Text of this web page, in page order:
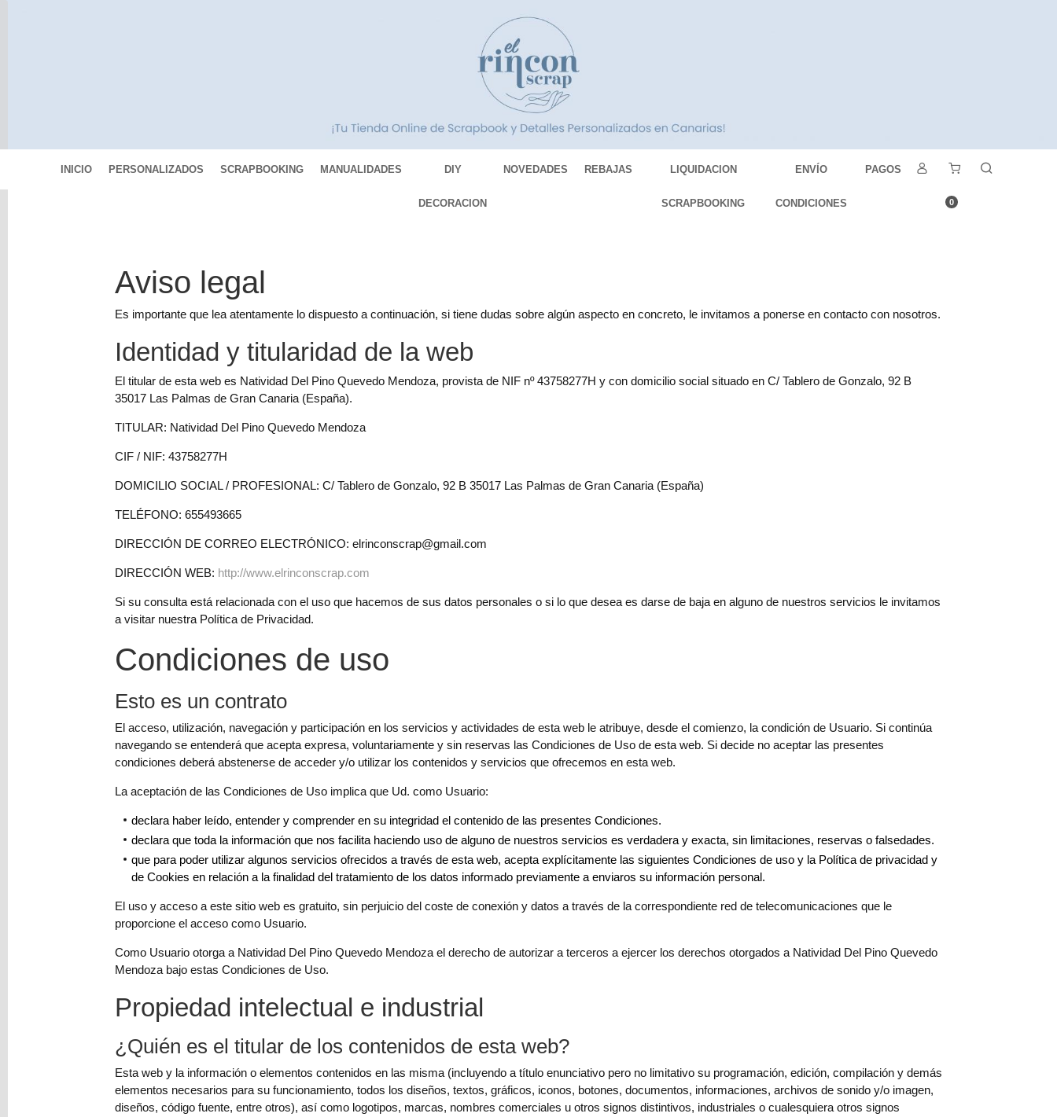
INICIO PERSONALIZADOS SCRAPBOOKING MANUALIDADES DIY
DECORACION
NOVEDADES REBAJAS LIQUIDACION
SCRAPBOOKING
ENVÍO
CONDICIONES
PAGOS
0
Herramientas
DECORACION
Aviso legal
Es importante que lea atentamente lo dispuesto a continuación, si tiene dudas sobre algún aspecto en concreto, le invitamos a ponerse en contacto con nosotros.
Identidad y titularidad de la web
El titular de esta web es Natividad Del Pino Quevedo Mendoza, provista de NIF nº 43758277H y con domicilio social situado en C/ Tablero de Gonzalo, 92 B
35017 Las Palmas de Gran Canaria (España).
TITULAR: Natividad Del Pino Quevedo Mendoza
CIF / NIF: 43758277H
DOMICILIO SOCIAL / PROFESIONAL: C/ Tablero de Gonzalo, 92 B 35017 Las Palmas de Gran Canaria (España)
TELÉFONO: 655493665
DIRECCIÓN DE CORREO ELECTRÓNICO: elrinconscrap@gmail.com
DIRECCIÓN WEB: http://www.elrinconscrap.com
Si su consulta está relacionada con el uso que hacemos de sus datos personales o si lo que desea es darse de baja en alguno de nuestros servicios le invitamos
a visitar nuestra Política de Privacidad.
Condiciones de uso
Esto es un contrato
El acceso, utilización, navegación y participación en los servicios y actividades de esta web le atribuye, desde el comienzo, la condición de Usuario. Si continúa
navegando se entenderá que acepta expresa, voluntariamente y sin reservas las Condiciones de Uso de esta web. Si decide no aceptar las presentes
condiciones deberá abstenerse de acceder y/o utilizar los contenidos y servicios que ofrecemos en esta web.
La aceptación de las Condiciones de Uso implica que Ud. como Usuario:
declara haber leído, entender y comprender en su integridad el contenido de las presentes Condiciones.
declara que toda la información que nos facilita haciendo uso de alguno de nuestros servicios es verdadera y exacta, sin limitaciones, reservas o falsedades.
que para poder utilizar algunos servicios ofrecidos a través de esta web, acepta explícitamente las siguientes Condiciones de uso y la Política de privacidad y
de Cookies en relación a la finalidad del tratamiento de los datos informado previamente a enviaros su información personal.
El uso y acceso a este sitio web es gratuito, sin perjuicio del coste de conexión y datos a través de la correspondiente red de telecomunicaciones que le
proporcione el acceso como Usuario.
Como Usuario otorga a Natividad Del Pino Quevedo Mendoza el derecho de autorizar a terceros a ejercer los derechos otorgados a Natividad Del Pino Quevedo
Mendoza bajo estas Condiciones de Uso.
Propiedad intelectual e industrial
¿Quién es el titular de los contenidos de esta web?
Esta web y la información o elementos contenidos en las misma (incluyendo a título enunciativo pero no limitativo su programación, edición, compilación y demás
elementos necesarios para su funcionamiento, todos los diseños, textos, gráficos, iconos, botones, documentos, informaciones, archivos de sonido y/o imagen,
diseños, código fuente, entre otros), así como logotipos, marcas, nombres comerciales u otros signos distintivos, industriales o cualesquiera otros signos